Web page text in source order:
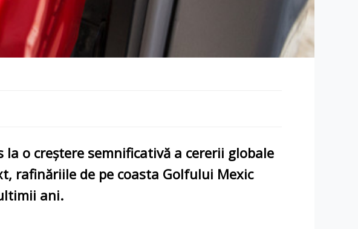
o creștere semnificativă a cererii globale
rafinăriile de pe coasta Golfului Mexic
ani.